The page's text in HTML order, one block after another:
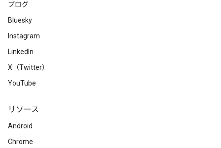
ブログ
Bluesky
Instagram
LinkedIn
X（Twitter）
YouTube
リソース
Android
Chrome